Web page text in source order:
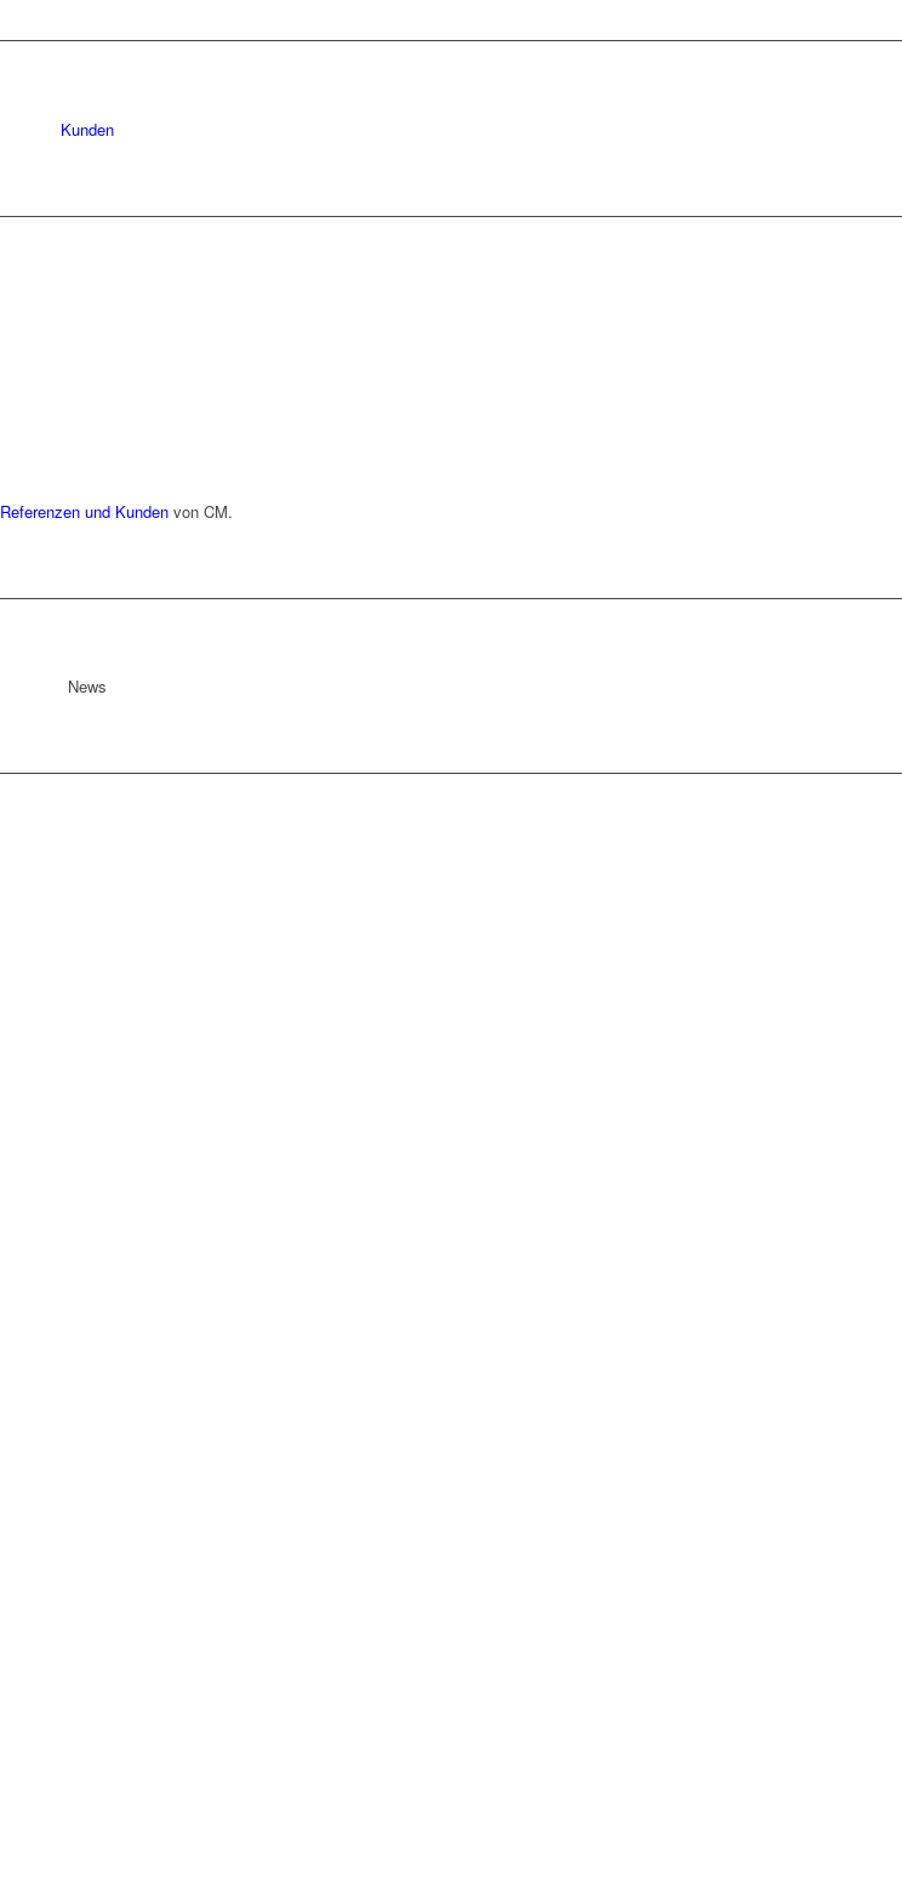
Kunden
Referenzen und Kunden von CM.
News